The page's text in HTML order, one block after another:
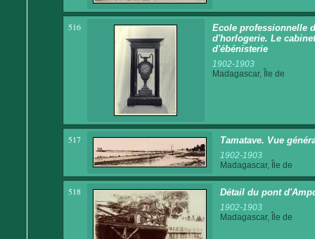
516
Ecole professionnelle
d'horlogerie. Le
d'ébénisterie
1902-1903
Madagascar, Île de
517 Tamatave. Vue
1902-1903
Madagascar, Île de
518 Détail du pont
1902-1903
Madagascar, Île de